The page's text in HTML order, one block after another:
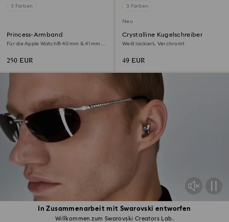
In Zusammenarbeit mit Swarovski entworfen
Willkommen zum Swarovski Creators Lab.
3 Farben
Princess-Armband
Für die Apple Watch® 40 mm & 41 mm,
250 EUR
3 Farben
Neu
Crystalline Kugelschreiber
Weiß lackiert, Verchromt
49 EUR